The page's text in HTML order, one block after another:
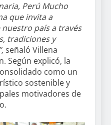
Perú Mucho
que invita a
país a través
tradiciones y
señaló Villena
Según explicó, la
como un
sostenible y
motivadores de